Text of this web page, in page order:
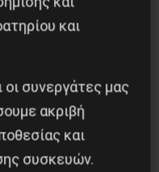
και
οι συνεργάτες μας
ακριβή
και
συσκευών.